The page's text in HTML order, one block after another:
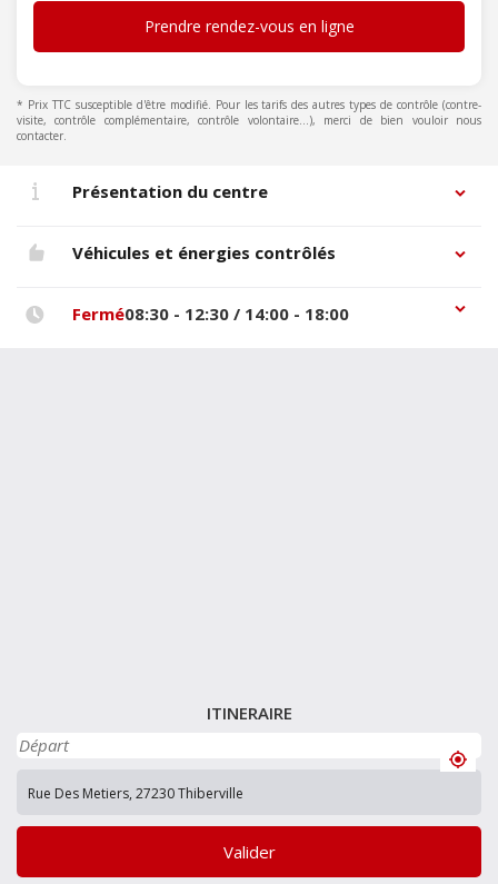
Prendre rendez-vous en ligne
* Prix TTC susceptible d'être modifié. Pour les tarifs des autres types de contrôle (contre-
visite, contrôle complémentaire, contrôle volontaire...), merci de bien vouloir nous
contacter.
Présentation du centre
Véhicules et énergies contrôlés
Fermé08:30 - 12:30 / 14:00 - 18:00
ITINERAIRE
Valider